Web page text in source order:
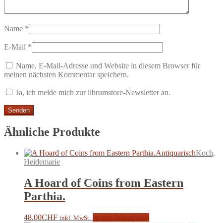
Name *
E-Mail *
Name, E-Mail-Adresse und Website in diesem Browser für
meinen nächsten Kommentar speichern.
Ja, ich melde mich zur librumstore-Newsletter an.
Ähnliche Produkte
AntiquarischKoch,
Heidemarie
A Hoard of Coins from Eastern
Parthia.
48.00CHF inkl. MwSt.